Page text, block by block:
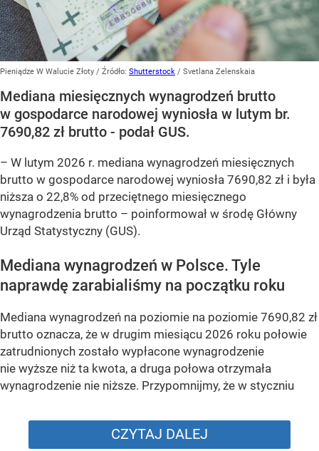
Pieniądze W Walucie Złoty / Źródło: Shutterstock / Svetlana Zelenskaia
Mediana miesięcznych wynagrodzeń brutto
w gospodarce narodowej wyniosła w lutym br.
7690,82 zł brutto - podał GUS.
– W lutym 2026 r. mediana wynagrodzeń miesięcznych
brutto w gospodarce narodowej wyniosła 7690,82 zł i była
niższa o 22,8% od przeciętnego miesięcznego
wynagrodzenia brutto – poinformował w środę Główny
Urząd Statystyczny (GUS).
Mediana wynagrodzeń w Polsce. Tyle
naprawdę zarabialiśmy na początku roku
Mediana wynagrodzeń na poziomie na poziomie 7690,82 zł
brutto oznacza, że w drugim miesiącu 2026 roku połowie
zatrudnionych zostało wypłacone wynagrodzenie
nie wyższe niż ta kwota, a druga połowa otrzymała
wynagrodzenie nie niższe. Przypomnijmy, że w styczniu
CZYTAJ DALEJ